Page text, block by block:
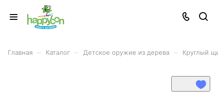
Главная Каталог Детское оружие из дерева Круглый